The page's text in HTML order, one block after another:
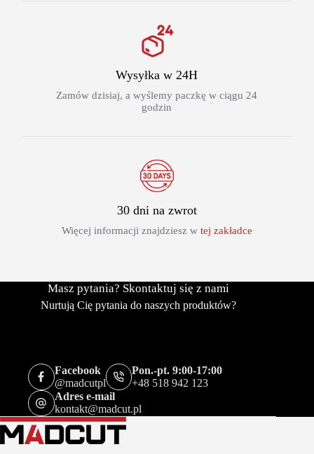
Wysyłka w 24H
Zamów dzisiaj, a wyślemy paczkę w ciągu 24
godzin
30 dni na zwrot
Więcej informacji znajdziesz w tej zakładce
Masz pytania? Skontaktuj się z nami
Nurtują Cię pytania do naszych produktów?
Facebook
@madcutpl
Pon.-pt. 9:00-17:00
+48 518 942 123
Adres e-mail
kontakt@madcut.pl